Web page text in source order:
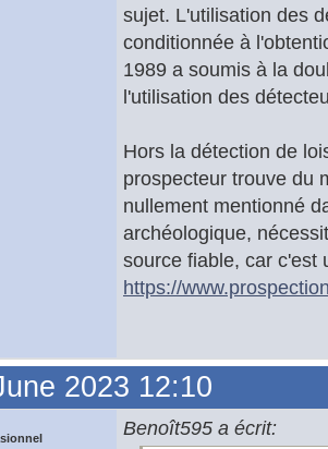
sujet. L'utilisation des
conditionnée à
1989 a soumis à la
l'utilisation des
Hors la détection de
prospecteur trouve du
nullement mentionné
archéologique,
source fiable, car c'est
https://
2023 12:10
Benoît595 a écrit: